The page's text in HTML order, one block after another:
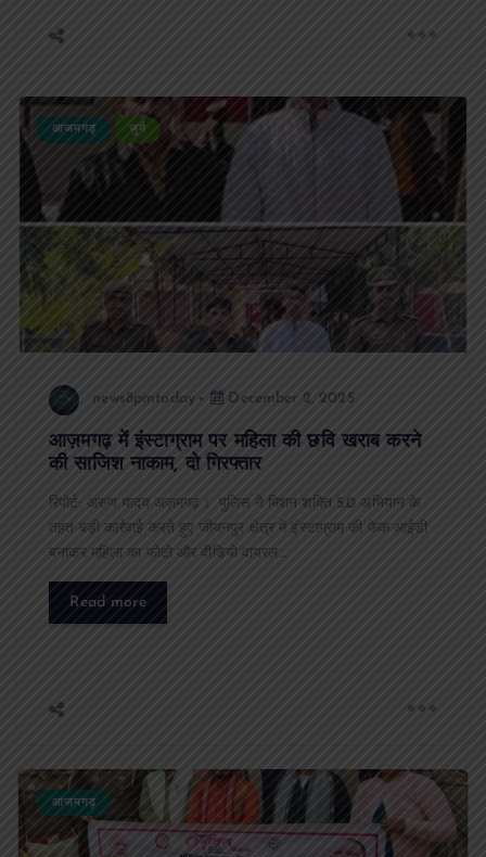
आजमगढ़ जुर्म
news8pmtoday December 2, 2025
आज़मगढ़ में इंस्टाग्राम पर महिला की छवि खराब करने
की साजिश नाकाम, दो गिरफ्तार
रिपोर्ट: अरुण यादव अज़मगढ़। पुलिस ने मिशन शक्ति 5.0 अभियान के
तहत बड़ी कार्रवाई करते हुए जीयनपुर क्षेत्र में इंस्टाग्राम की फेक आईडी
बनाकर महिला का फोटो और वीडियो वायरल…
Read more
आजमगढ़